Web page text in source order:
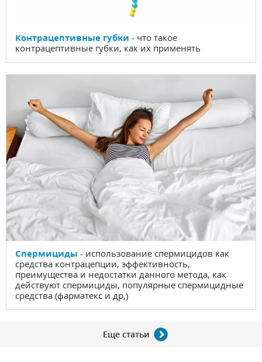
Контрацептивные губки - что такое
контрацептивные губки, как их применять
Спермициды - использование спермицидов как
средства контрацепции, эффективность,
преимущества и недостатки данного метода, как
действуют спермициды, популярные спермицидные
средства (фарматекс и др,)
Еще статьи